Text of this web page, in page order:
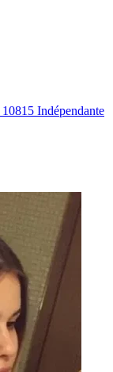
10815 Indépendante